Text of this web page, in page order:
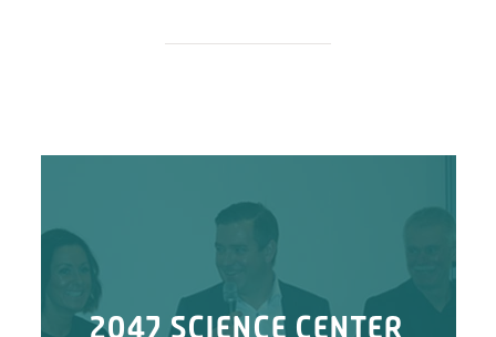
2047 SCIENCE CENTER